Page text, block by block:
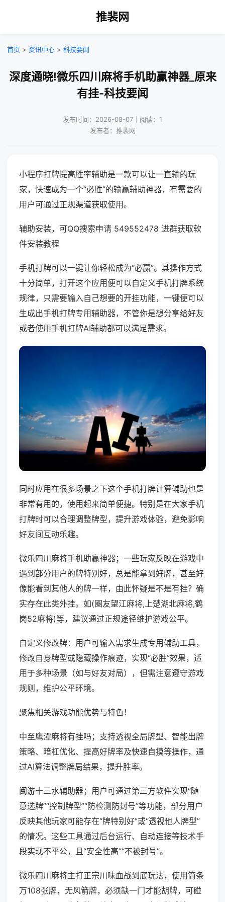
推裴网
首页 > 资讯中心 > 科技要闻
深度通晓!微乐四川麻将手机助赢神器_原来
有挂-科技要闻
发布时间：2026-08-07｜阅读：1
发布者：推裴网
小程序打牌提高胜率辅助是一款可以让一直输的玩
家，快速成为一个“必胜”的输赢辅助神器，有需要的
用户可通过正规渠道获取使用。
辅助安装，可QQ搜索申请 549552478 进群获取软
件安装教程
手机打牌可以一键让你轻松成为“必赢”。其操作方式
十分简单，打开这个应用便可以自定义手机打牌系统
规律，只需要输入自己想要的开挂功能，一键便可以
生成出手机打牌专用辅助器，不管你是想分享给好友
或者使用手机打牌AI辅助都可以满足需求。
同时应用在很多场景之下这个手机打牌计算辅助也是
非常有用的，使用起来简单便捷。特别是在大家手机
打牌时可以合理调整牌型，提升游戏体验，避免影响
好友间互动乐趣。
微乐四川麻将手机助赢神器；一些玩家反映在游戏中
遇到部分用户的牌特别好，总是能拿到好牌，甚至好
像能看到其他人的牌一样，由此怀疑是不是有挂？确
实存在此类外挂。如(圈友望江麻将,上楚湖北麻将,鹤
岗52麻将)等，建议通过正规途径维护游戏公平。
自定义修改牌：用户可输入需求生成专用辅助工具，
修改自身牌型或隐藏操作痕迹，实现“必胜”效果，适
用于多种场景（如与好友对局），但需注意遵守游戏
规则，维护公平环境。
聚焦相关游戏功能优势与特色！
中至鹰潭麻将有挂吗；支持透视全局牌型、智能出牌
策略、暗杠优化、提高好牌率及快速自摸等操作，通
过AI算法调整牌局结果，提升胜率。
闽游十三水辅助器；用户可通过第三方软件实现“随
意选牌”“控制牌型”“防检测防封号”等功能，部分用户
反映其他玩家可能存在“牌特别好”或“透视他人牌型”
的情况。这些工具通过后台运行、自动连接等技术手
段实现不平公，且“安全性高”“不被封号”。
微乐四川麻将主打正宗川味血战到底玩法，使用筒条
万108张牌，无风箭牌，必须缺一门才能胡牌，可碰